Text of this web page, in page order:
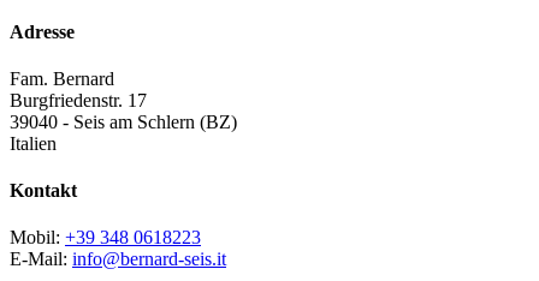
Adresse
Fam. Bernard
Burgfriedenstr. 17
39040 - Seis am Schlern (BZ)
Italien
Kontakt
Mobil: +39 348 0618223
E-Mail: info@bernard-seis.it